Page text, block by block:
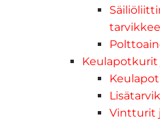
Vintturit